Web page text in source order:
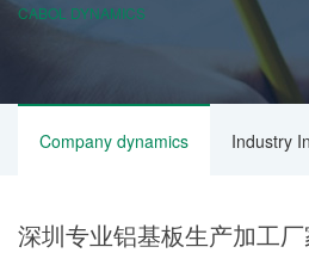
CABOL DYNAMICS
Company dynamics Industry
深圳专业铝基板生产加工